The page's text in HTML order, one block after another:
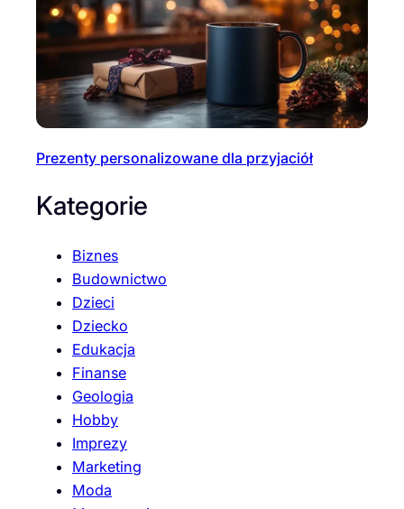
Prezenty personalizowane dla przyjaciół
Kategorie
Biznes
Budownictwo
Dzieci
Dziecko
Edukacja
Finanse
Geologia
Hobby
Imprezy
Marketing
Moda